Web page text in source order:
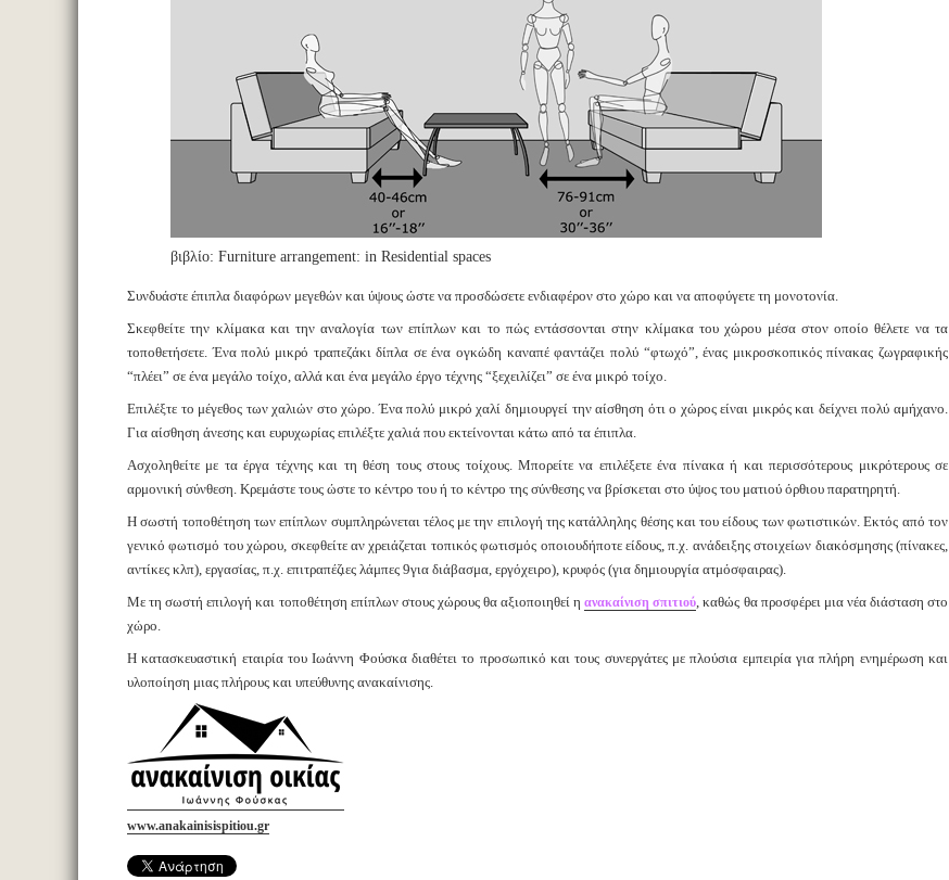
βιβλίο: Furniture arrangement: in Residential spaces
Συνδυάστε έπιπλα διαφόρων μεγεθών και ύψους ώστε να προσδώσετε ενδιαφέρον στο χώρο και να αποφύγετε τη μονοτονία.
Σκεφθείτε την κλίμακα και την αναλογία των επίπλων και το πώς εντάσσονται στην κλίμακα του χώρου μέσα στον οποίο θέλετε να τα
τοποθετήσετε. Ένα πολύ μικρό τραπεζάκι δίπλα σε ένα ογκώδη καναπέ φαντάζει πολύ “φτωχό”, ένας μικροσκοπικός πίνακας ζωγραφικής
“πλέει” σε ένα μεγάλο τοίχο, αλλά και ένα μεγάλο έργο τέχνης “ξεχειλίζει” σε ένα μικρό τοίχο.
Επιλέξτε το μέγεθος των χαλιών στο χώρο. Ένα πολύ μικρό χαλί δημιουργεί την αίσθηση ότι ο χώρος είναι μικρός και δείχνει πολύ αμήχανο.
Για αίσθηση άνεσης και ευρυχωρίας επιλέξτε χαλιά που εκτείνονται κάτω από τα έπιπλα.
Ασχοληθείτε με τα έργα τέχνης και τη θέση τους στους τοίχους. Μπορείτε να επιλέξετε ένα πίνακα ή και περισσότερους μικρότερους σε
αρμονική σύνθεση. Κρεμάστε τους ώστε το κέντρο του ή το κέντρο της σύνθεσης να βρίσκεται στο ύψος του ματιού όρθιου παρατηρητή.
Η σωστή τοποθέτηση των επίπλων συμπληρώνεται τέλος με την επιλογή της κατάλληλης θέσης και του είδους των φωτιστικών. Εκτός από τον
γενικό φωτισμό του χώρου, σκεφθείτε αν χρειάζεται τοπικός φωτισμός οποιουδήποτε είδους, π.χ. ανάδειξης στοιχείων διακόσμησης (πίνακες,
αντίκες κλπ), εργασίας, π.χ. επιτραπέζιες λάμπες 9για διάβασμα, εργόχειρο), κρυφός (για δημιουργία ατμόσφαιρας).
Με τη σωστή επιλογή και τοποθέτηση επίπλων στους χώρους θα αξιοποιηθεί ηανακαίνιση σπιτιού, καθώς θα προσφέρει μια νέα διάσταση στο
χώρο.
Η κατασκευαστική εταιρία του Ιωάννη Φούσκα διαθέτει το προσωπικό και τους συνεργάτες με πλούσια εμπειρία για πλήρη ενημέρωση και
υλοποίηση μιας πλήρους και υπεύθυνης ανακαίνισης.
www.anakainisispitiou.gr